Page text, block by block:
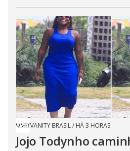
VANITY BRASIL/ HÁ 3 HORAS
Jojo Todynho